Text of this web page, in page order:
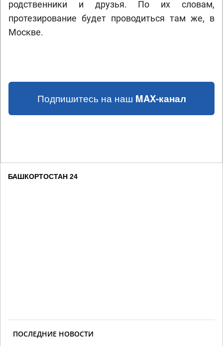
родственники и друзья. По их словам,
протезирование будет проводиться там же, в
Москве.
Подпишитесь на наш MAX-канал
БАШКОРТОСТАН 24
ПОСЛЕДНИЕ НОВОСТИ